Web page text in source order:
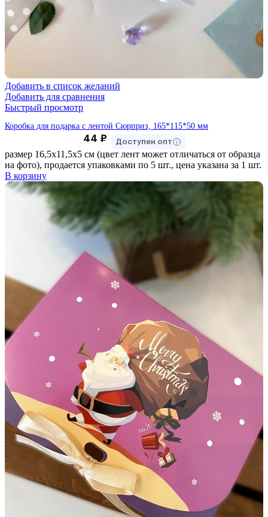
Добавить в список желаний
Добавить для сравнения
Быстрый просмотр
Коробка для подарка с лентой Сюрприз, 165*115*50 мм
44 ₽ Доступен опт
размер 16,5х11,5х5 см (цвет лент может отличаться от образца
на фото), продается упаковками по 5 шт., цена указана за 1 шт.
В корзину